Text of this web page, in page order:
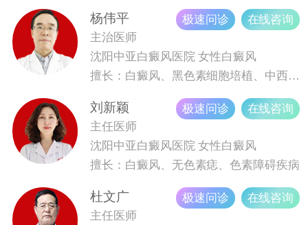
就医时间！
杨伟平
主治医师
沈阳中亚白癜风医院女性白癜风
擅长：白癜风、黑色素细胞培植、中西医结合治疗白癜风
极速问诊 在线咨询
刘新颖
主任医师
沈阳中亚白癜风医院女性白癜风
擅长：白癜风、无色素痣、色素障碍疾病
极速问诊 在线咨询
杜文广
主任医师
极速问诊 在线咨询